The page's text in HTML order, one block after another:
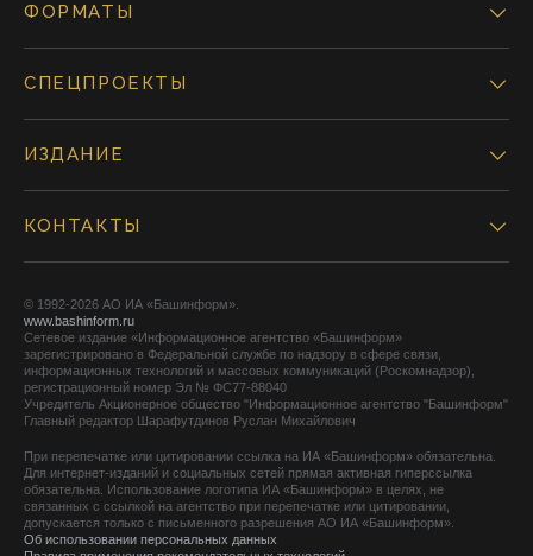
ФОРМАТЫ
СПЕЦПРОЕКТЫ
ИЗДАНИЕ
КОНТАКТЫ
© 1992-2026 АО ИА «Башинформ».
www.bashinform.ru
Сетевое издание «Информационное агентство «Башинформ»
зарегистрировано в Федеральной службе по надзору в сфере связи,
информационных технологий и массовых коммуникаций (Роскомнадзор),
регистрационный номер Эл № ФС77-88040
Учредитель Акционерное общество "Информационное агентство "Башинформ"
Главный редактор Шарафутдинов Руслан Михайлович
При перепечатке или цитировании ссылка на ИА «Башинформ» обязательна.
Для интернет-изданий и социальных сетей прямая активная гиперссылка
обязательна. Использование логотипа ИА «Башинформ» в целях, не
связанных с ссылкой на агентство при перепечатке или цитировании,
допускается только с письменного разрешения АО ИА «Башинформ».
Об использовании персональных данных